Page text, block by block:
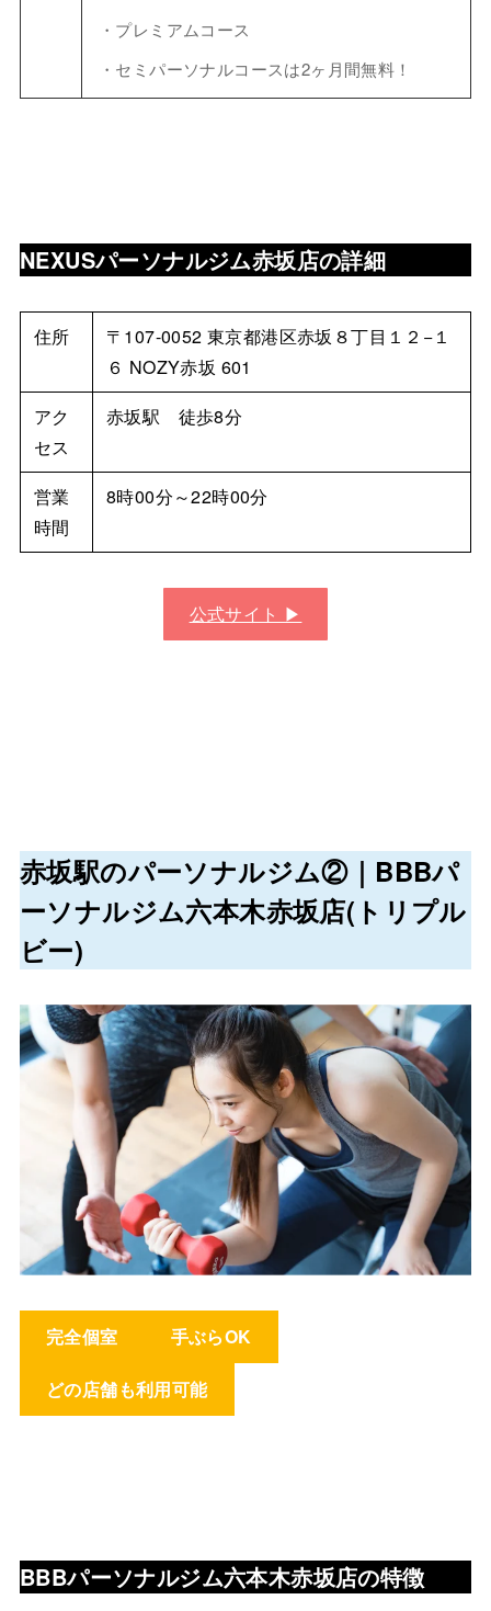
・プレミアムコース
・セミパーソナルコースは2ヶ月間無料！
NEXUSパーソナルジム赤坂店の詳細
住所
〒107-0052 東京都港区赤坂８丁目１２−１
６ NOZY赤坂 601
アク
セス
赤坂駅 徒歩8分
営業
時間
8時00分～22時00分
公式サイト ▶︎
赤坂駅のパーソナルジム②｜ BBBパ
ーソナルジム六本木赤坂店(トリプル
ビー)
完全個室 手ぶらOK
どの店舗も利用可能
BBBパーソナルジム六本木赤坂店の特徴